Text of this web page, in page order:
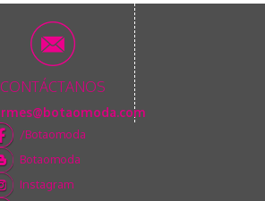
CONTÁCTANOS
/Botaomoda
Botaomoda
Instagram